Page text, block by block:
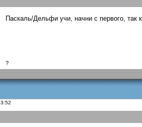
Паскаль/Дельфи учи, начни с первого, так
?